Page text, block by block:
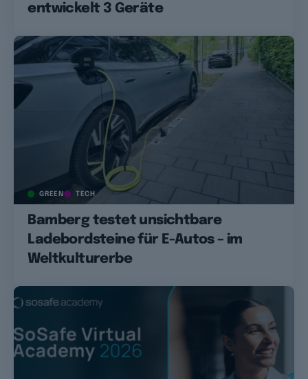
entwickelt 3 Geräte
GREEN TECH
Bamberg testet unsichtbare
Ladebordsteine für E-Autos – im
Weltkulturerbe